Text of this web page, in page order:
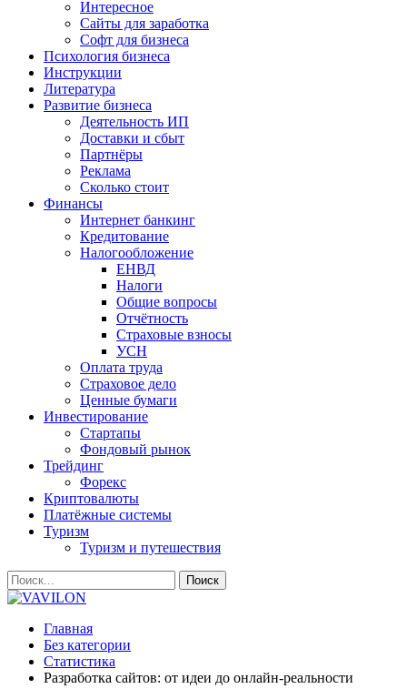
Интересное
Сайты для заработка
Софт для бизнеса
Психология бизнеса
Инструкции
Литература
Развитие бизнеса
Деятельность ИП
Доставки и сбыт
Партнёры
Реклама
Сколько стоит
Финансы
Интернет банкинг
Кредитование
Налогообложение
ЕНВД
Налоги
Общие вопросы
Отчётность
Страховые взносы
УСН
Оплата труда
Страховое дело
Ценные бумаги
Инвестирование
Стартапы
Фондовый рынок
Трейдинг
Форекс
Криптовалюты
Платёжные системы
Туризм
Туризм и путешествия
Главная
Без категории
Статистика
Разработка сайтов: от идеи до онлайн-реальности